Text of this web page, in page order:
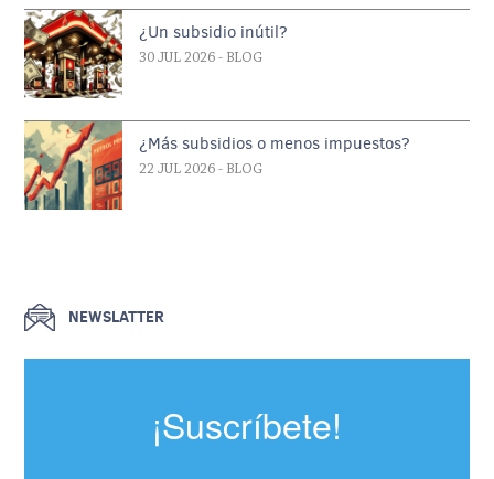
¿Un subsidio inútil?
30 JUL 2026 - BLOG
¿Más subsidios o menos impuestos?
22 JUL 2026 - BLOG
NEWSLATTER
¡Suscríbete!